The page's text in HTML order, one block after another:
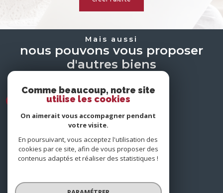
Mais aussi
nous pouvons vous proposer
d'autres biens
Comportant
8 Pièces
suivre
Comme beaucoup, notre site
utilise les cookies
On aimerait vous accompagner pendant
votre visite.
En poursuivant, vous acceptez l'utilisation des
cookies par ce site, afin de vous proposer des
contenus adaptés et réaliser des statistiques !